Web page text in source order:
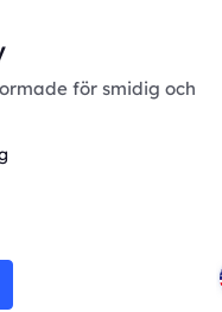
för smidig och